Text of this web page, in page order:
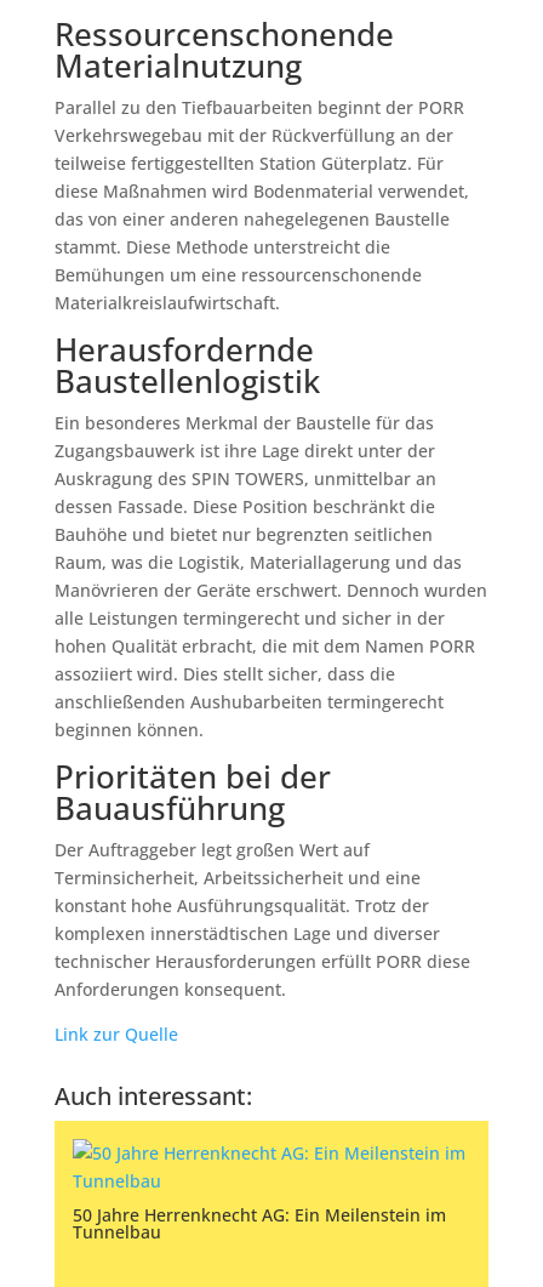
Ressourcenschonende
Materialnutzung
Parallel zu den Tiefbauarbeiten beginnt der PORR
Verkehrswegebau mit der Rückverfüllung an der
teilweise fertiggestellten Station Güterplatz. Für
diese Maßnahmen wird Bodenmaterial verwendet,
das von einer anderen nahegelegenen Baustelle
stammt. Diese Methode unterstreicht die
Bemühungen um eine ressourcenschonende
Materialkreislaufwirtschaft.
Herausfordernde
Baustellenlogistik
Ein besonderes Merkmal der Baustelle für das
Zugangsbauwerk ist ihre Lage direkt unter der
Auskragung des SPIN TOWERS, unmittelbar an
dessen Fassade. Diese Position beschränkt die
Bauhöhe und bietet nur begrenzten seitlichen
Raum, was die Logistik, Materiallagerung und das
Manövrieren der Geräte erschwert. Dennoch wurden
alle Leistungen termingerecht und sicher in der
hohen Qualität erbracht, die mit dem Namen PORR
assoziiert wird. Dies stellt sicher, dass die
anschließenden Aushubarbeiten termingerecht
beginnen können.
Prioritäten bei der
Bauausführung
Der Auftraggeber legt großen Wert auf
Terminsicherheit, Arbeitssicherheit und eine
konstant hohe Ausführungsqualität. Trotz der
komplexen innerstädtischen Lage und diverser
technischer Herausforderungen erfüllt PORR diese
Anforderungen konsequent.
Link zur Quelle
Auch interessant:
50 Jahre Herrenknecht AG: Ein Meilenstein im
Tunnelbau